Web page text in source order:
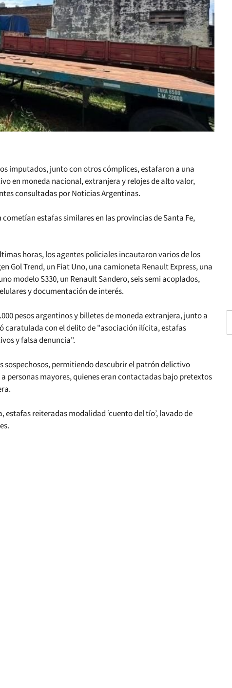
imputados, junto con otros cómplices, estafaron a una
en moneda nacional, extranjera y relojes de alto valor,
consultadas por Noticias Argentinas.
estafas similares en las provincias de Santa Fe,
horas, los agentes policiales incautaron varios de los
Gol Trend, un Fiat Uno, una camioneta Renault Express, una
modelo S330, un Renault Sandero, seis semi acoplados,
y documentación de interés.
pesos argentinos y billetes de moneda extranjera, junto a
caratulada con el delito de "asociación ilícita, estafas
y falsa denuncia".
sospechosos, permitiendo descubrir el patrón delictivo
personas mayores, quienes eran contactadas bajo pretextos
reiteradas modalidad ‘cuento del tío’, lavado de